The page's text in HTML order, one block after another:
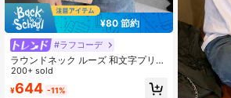
¥80 節約
#ラフコーデ
ラウンドネック ルーズ 和文字プリン
ト カジュアル 半袖Tシャツ、春夏 ホ
ワイト
200+ sold
¥644 -11%